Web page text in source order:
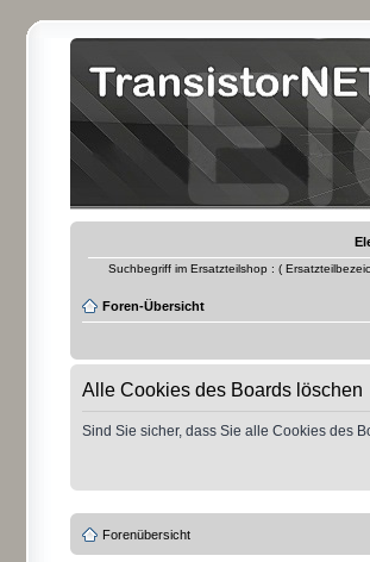
Suchbegriff im Ersatzteilshop : (
Foren-Übersicht
Alle Cookies des Boards löschen
Sind Sie sicher, dass Sie alle Cookies des
Forenübersicht